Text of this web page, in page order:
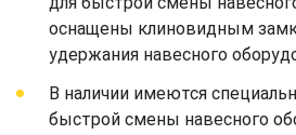
оснащены клиновидным
удержания навесного
В наличии имеются
быстрой смены навесного